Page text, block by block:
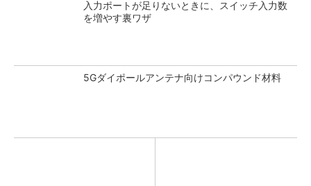
入力ポートが足りないときに、スイッチ入力数
を増やす裏ワザ
5Gダイポールアンテナ向けコンパウンド材料